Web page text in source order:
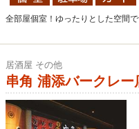
全部屋個室！ゆったりとした空間で
居酒屋 その他
串角 浦添バークレー